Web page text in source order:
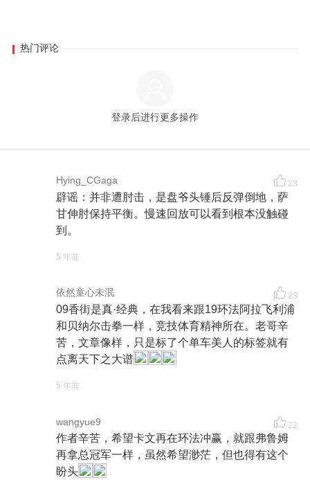
热门评论
登录后进行更多操作
Hying_CGaga 23
辟谣：并非遭肘击，是盘爷头锤后反弹倒地，萨
甘伸肘保持平衡。慢速回放可以看到根本没触碰
到。
5 年前
依然童心未泯 23
09香街是真·经典，在我看来跟19环法阿拉飞利浦
和贝纳尔击拳一样，竞技体育精神所在。老哥辛
苦，文章像样，只是标了个单车美人的标签就有
点离天下之大谱
5 年前
wangyue9 22
作者辛苦，希望卡文再在环法冲赢，就跟弗鲁姆
再拿总冠军一样，虽然希望渺茫，但也得有这个
盼头